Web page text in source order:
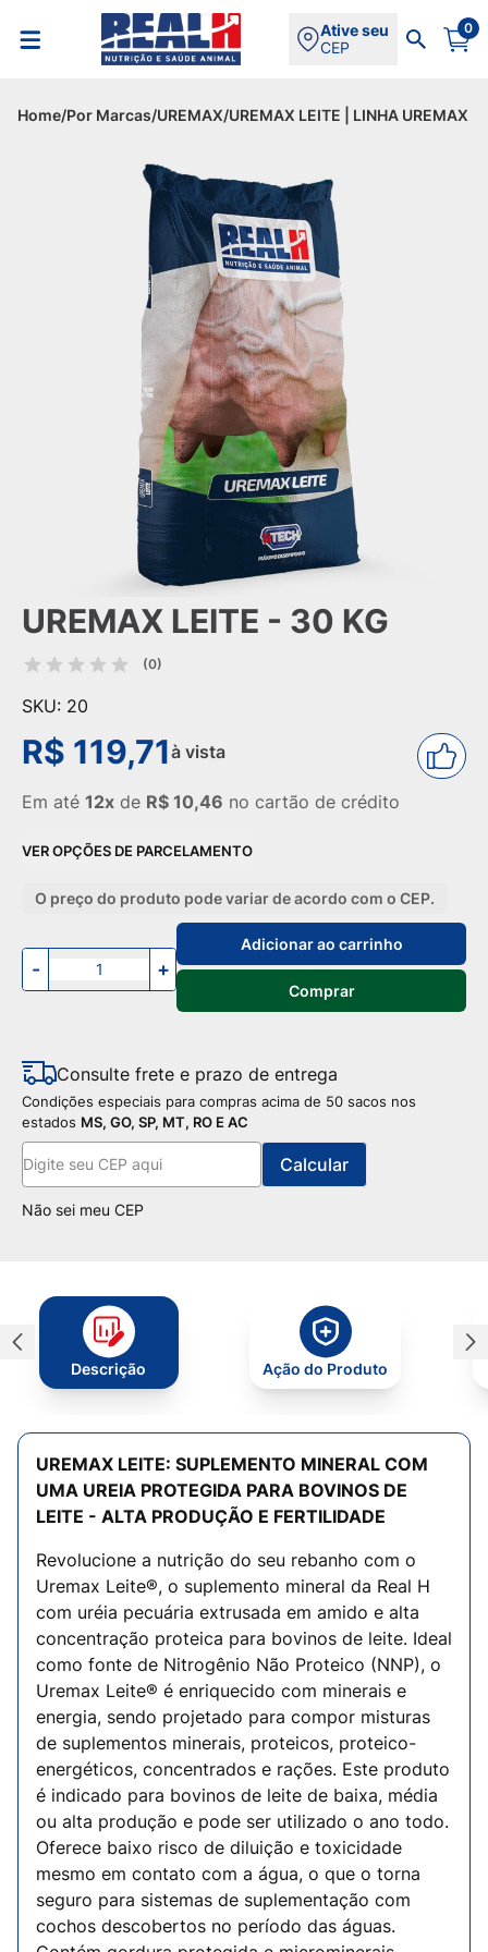
Ative seu
CEP
0
Home/Por Marcas/UREMAX/UREMAX LEITE | LINHA UREMAX
UREMAX LEITE - 30 KG
(0)
SKU: 20
R$ 119,71à vista
Em até 12x de R$ 10,46 no cartão de crédito
VER OPÇÕES DE PARCELAMENTO
O preço do produto pode variar de acordo com o CEP.
- +
Adicionar ao carrinho
Comprar
Consulte frete e prazo de entrega
Condições especiais para compras acima de 50 sacos nos
estados MS, GO, SP, MT, RO E AC
Não sei meu CEP
Descrição Ação do Produto
UREMAX LEITE: SUPLEMENTO MINERAL COM
UMA UREIA PROTEGIDA PARA BOVINOS DE
LEITE - ALTA PRODUÇÃO E FERTILIDADE
Revolucione a nutrição do seu rebanho com o
Uremax Leite®, o suplemento mineral da Real H
com uréia pecuária extrusada em amido e alta
concentração proteica para bovinos de leite. Ideal
como fonte de Nitrogênio Não Proteico (NNP), o
Uremax Leite® é enriquecido com minerais e
energia, sendo projetado para compor misturas
de suplementos minerais, proteicos, proteico-
energéticos, concentrados e rações. Este produto
é indicado para bovinos de leite de baixa, média
ou alta produção e pode ser utilizado o ano todo.
Oferece baixo risco de diluição e toxicidade
mesmo em contato com a água, o que o torna
seguro para sistemas de suplementação com
cochos descobertos no período das águas.